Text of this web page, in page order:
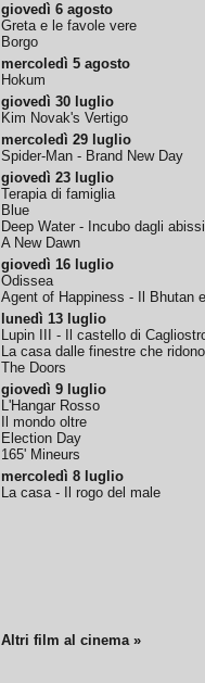
giovedì 6 agosto
Greta e le favole vere
Borgo
mercoledì 5 agosto
Hokum
giovedì 30 luglio
Kim Novak's Vertigo
mercoledì 29 luglio
Spider-Man - Brand New Day
giovedì 23 luglio
Terapia di famiglia
Blue
Deep Water - Incubo dagli abissi
A New Dawn
giovedì 16 luglio
Odissea
Agent of Happiness - Il Bhutan
lunedì 13 luglio
Lupin III - Il castello di
La casa dalle finestre che ridono
The Doors
giovedì 9 luglio
L'Hangar Rosso
Il mondo oltre
Election Day
165' Mineurs
mercoledì 8 luglio
La casa - Il rogo del male
Altri film al cinema »